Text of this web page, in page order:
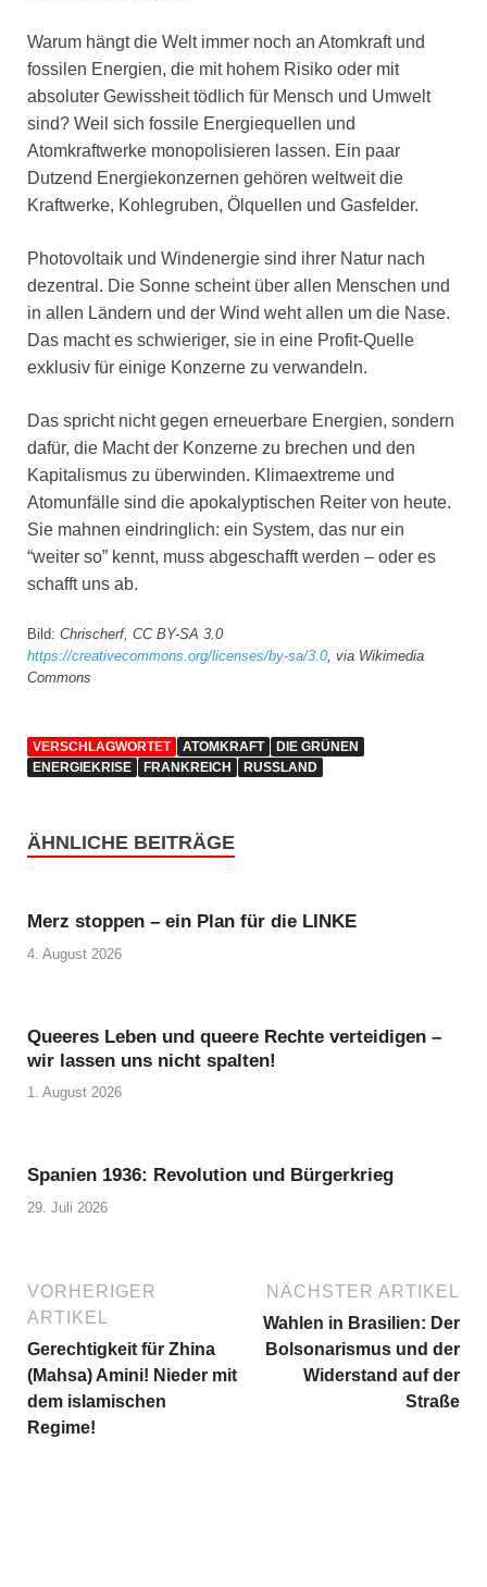
Warum hängt die Welt immer noch an Atomkraft und
fossilen Energien, die mit hohem Risiko oder mit
absoluter Gewissheit tödlich für Mensch und Umwelt
sind? Weil sich fossile Energiequellen und
Atomkraftwerke monopolisieren lassen. Ein paar
Dutzend Energiekonzernen gehören weltweit die
Kraftwerke, Kohlegruben, Ölquellen und Gasfelder.
Photovoltaik und Windenergie sind ihrer Natur nach
dezentral. Die Sonne scheint über allen Menschen und
in allen Ländern und der Wind weht allen um die Nase.
Das macht es schwieriger, sie in eine Profit-Quelle
exklusiv für einige Konzerne zu verwandeln.
Das spricht nicht gegen erneuerbare Energien, sondern
dafür, die Macht der Konzerne zu brechen und den
Kapitalismus zu überwinden. Klimaextreme und
Atomunfälle sind die apokalyptischen Reiter von heute.
Sie mahnen eindringlich: ein System, das nur ein
“weiter so” kennt, muss abgeschafft werden – oder es
schafft uns ab.
Bild: Chrischerf, CC BY-SA 3.0
https://creativecommons.org/licenses/by-sa/3.0, via Wikimedia
Commons
VERSCHLAGWORTET ATOMKRAFT
DIE GRÜNEN
ENERGIEKRISE
FRANKREICH RUSSLAND
ÄHNLICHE BEITRÄGE
Merz stoppen – ein Plan für die LINKE
4. August 2026
Queeres Leben und queere Rechte verteidigen –
wir lassen uns nicht spalten!
1. August 2026
Spanien 1936: Revolution und Bürgerkrieg
29. Juli 2026
VORHERIGER
ARTIKEL
Gerechtigkeit für Zhina
(Mahsa) Amini! Nieder mit
dem islamischen
Regime!
NÄCHSTER ARTIKEL
Wahlen in Brasilien: Der
Bolsonarismus und der
Widerstand auf der
Straße